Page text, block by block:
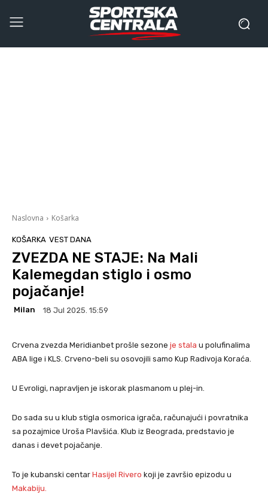
Naslovna Košarka
KOŠARKA VEST DANA
ZVEZDA NE STAJE: Na Mali
Kalemegdan stiglo i osmo
pojačanje!
Milan 18 Jul 2025. 15:59
Crvena zvezda Meridianbet prošle sezone je stala u polufinalima
ABA lige i KLS. Crveno-beli su osovojili samo Kup Radivoja Koraća.
U Evroligi, napravljen je iskorak plasmanom u plej-in.
Do sada su u klub stigla osmorica igrača, računajući i povratnika
sa pozajmice Uroša Plavšića. Klub iz Beograda, predstavio je
danas i devet pojačanje.
To je kubanski centar Hasijel Rivero koji je završio epizodu u
Makabiju.